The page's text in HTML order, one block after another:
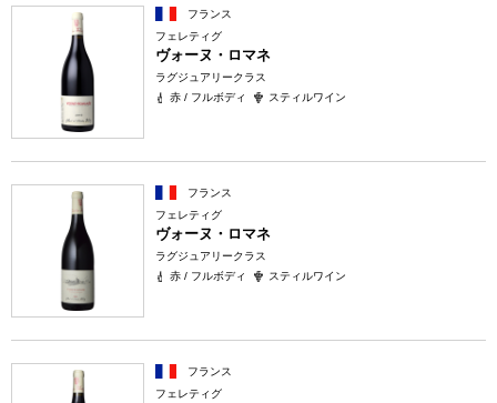
フランス
フェレティグ
ヴォーヌ・ロマネ
ラグジュアリークラス
赤 / フルボディ
スティルワイン
フランス
フェレティグ
ヴォーヌ・ロマネ
ラグジュアリークラス
赤 / フルボディ
スティルワイン
フランス
フェレティグ